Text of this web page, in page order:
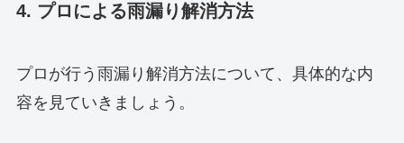
4. プロによる雨漏り解消方法
プロが行う雨漏り解消方法について、具体的な内
容を見ていきましょう。